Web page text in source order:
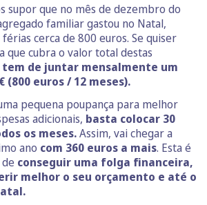
supor que no mês de dezembro do
familiar gastou no Natal,
cerca de 800 euros. Se quiser
que cubra o valor total destas
tem de juntar mensalmente um
(800 euros / 12 meses).
pequena poupança para melhor
adicionais, basta colocar 30
os meses.Assim, vai chegar a
ano com 360 euros a mais. Esta é
conseguir uma folga financeira,
melhor o seu orçamento e até o